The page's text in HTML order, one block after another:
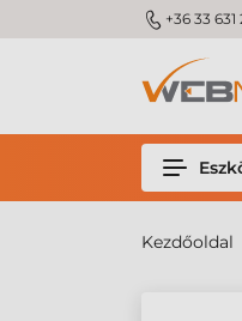
m_phone +36 33
Kezdőoldal